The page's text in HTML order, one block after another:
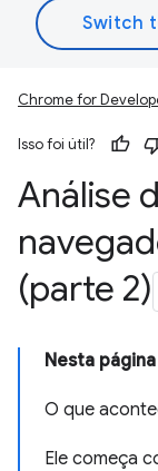
Chrome for
Isso foi útil?
Análise
(parte 2)
Nesta página
O que
Ele começa